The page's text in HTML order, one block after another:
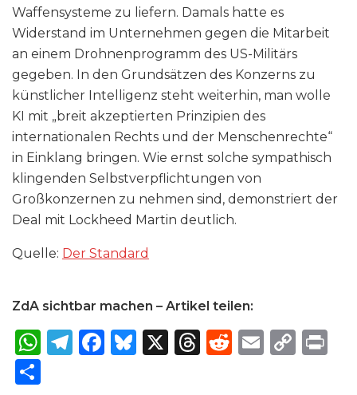
Waffensysteme zu liefern. Damals hatte es
Widerstand im Unternehmen gegen die Mitarbeit
an einem Drohnenprogramm des US-Militärs
gegeben. In den Grundsätzen des Konzerns zu
künstlicher Intelligenz steht weiterhin, man wolle
KI mit „breit akzeptierten Prinzipien des
internationalen Rechts und der Menschenrechte“
in Einklang bringen. Wie ernst solche sympathisch
klingenden Selbstverpflichtungen von
Großkonzernen zu nehmen sind, demonstriert der
Deal mit Lockheed Martin deutlich.
Quelle: Der Standard
ZdA sichtbar machen – Artikel teilen:
W T
F
B X
T
R
E
C